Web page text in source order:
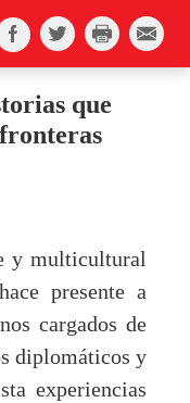
que
y multicultural
presente a
cargados de
diplomáticos y
experiencias